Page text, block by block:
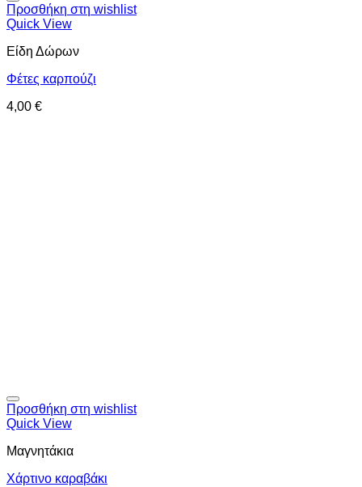
Προσθήκη στη wishlist
Quick View
Είδη Δώρων
Φέτες καρπούζι
4,00 €
Προσθήκη στη wishlist
Quick View
Μαγνητάκια
Χάρτινο καραβάκι